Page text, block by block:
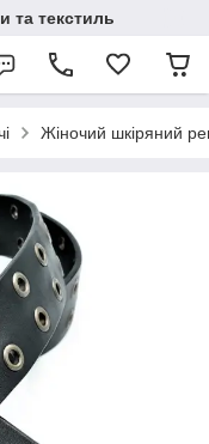
та текстиль
Жіночий шкіряний